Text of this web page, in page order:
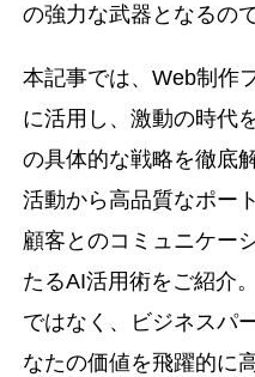
の強力な武器となるので
本記事では、Web制作
に活用し、激動の時代
の具体的な戦略を徹底
活動から高品質なポー
顧客とのコミュニケー
たるAI活用術をご紹介
ではなく、ビジネスパ
なたの価値を飛躍的に